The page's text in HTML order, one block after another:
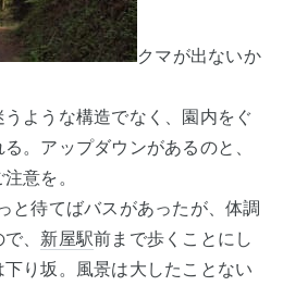
クマが出ないか
ような構造でなく、園内をぐ
。アップダウンがあるのと、
意を。
と待てばバスがあったが、体調
、 新屋駅前まで歩くことにし
り坂。風景は大したことない